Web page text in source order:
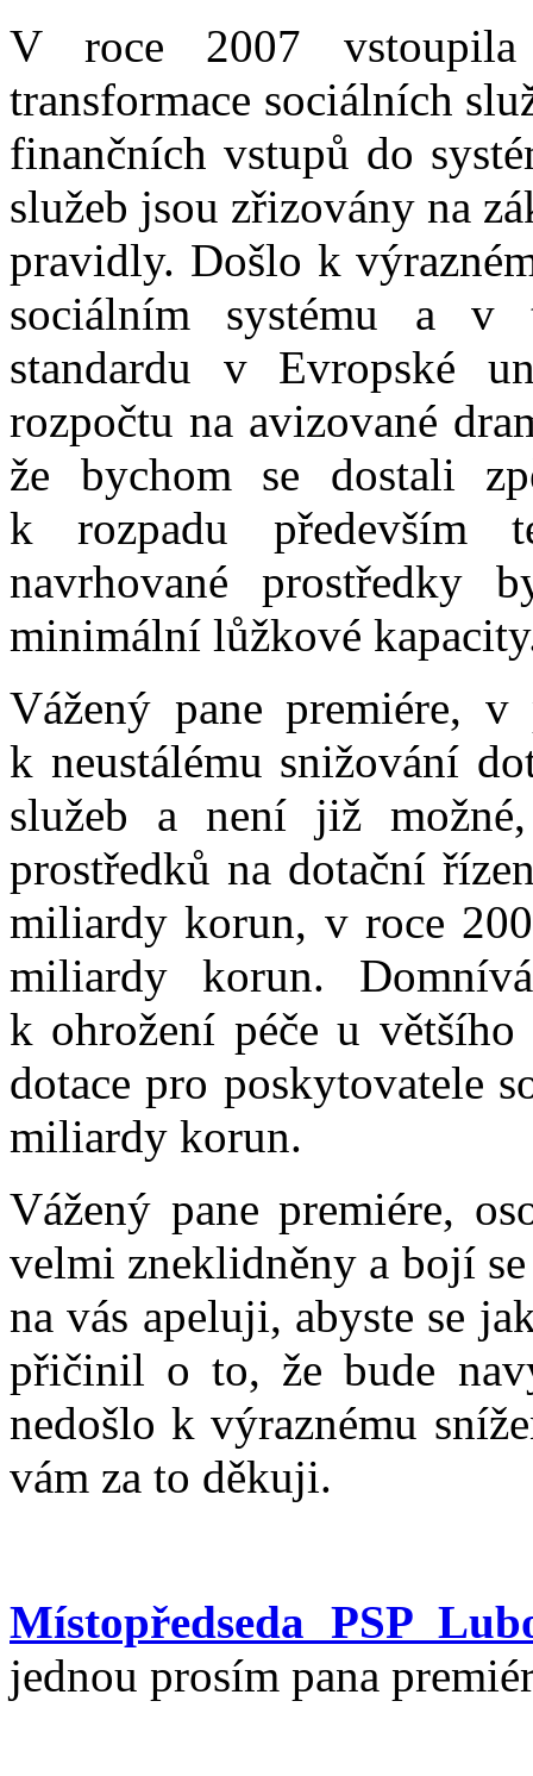
V roce 2007
transformace sociálních
finančních vstupů do
služeb jsou zřizovány na
pravidly. Došlo k
sociálním systému a
standardu v Evropské
rozpočtu na avizované
že bychom se dostali
k rozpadu především
navrhované prostředky
minimální lůžkové
Vážený pane premiére,
k neustálému snižování
služeb a není již
prostředků na dotační
miliardy korun, v roce
miliardy korun.
k ohrožení péče u
dotace pro poskytovatele
miliardy korun.
Vážený pane premiére,
velmi zneklidněny a bojí
na vás apeluji, abyste se
přičinil o to, že bude
nedošlo k výraznému
vám za to děkuji.
Místopředseda PSP
jednou prosím pana